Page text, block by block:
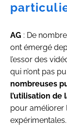
AG : De
ont émergé
l’essor des
qui n’ont pas
nombreuses
l’utilisation de
pour améliorer
expérimentales.